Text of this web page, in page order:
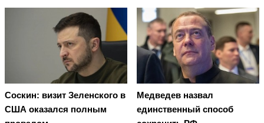
Соскин: визит Зеленского в
США оказался полным
Медведев назвал
единственный способ